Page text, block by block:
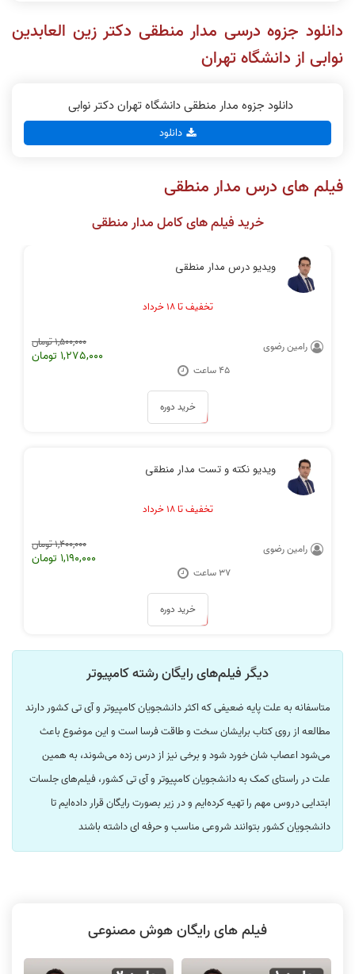
دانلود جزوه درسی مدار منطقی دکتر زین العابدین
نوابی از دانشگاه تهران
دانلود جزوه مدار منطقی دانشگاه تهران دکتر نوابی
دانلود
فیلم های درس مدار منطقی
خرید فیلم های کامل مدار منطقی
ویدیو درس مدار منطقی
تخفیف تا ۱۸ خرداد
1,500,000 تومان
1,275,000 تومان
رامین رضوی
۴۵ ساعت
خرید دوره
ویدیو نکته و تست مدار منطقی
تخفیف تا ۱۸ خرداد
1,400,000 تومان
1,190,000 تومان
رامین رضوی
۳۷ ساعت
خرید دوره
دیگر فیلم‌های رایگان رشته کامپیوتر
متاسفانه به علت پایه ضعیفی که اکثر دانشجویان کامپیوتر و آی تی کشور دارند
مطالعه از روی کتاب برایشان سخت و طاقت فرسا است و این موضوع باعث
می‌شود اعصاب شان خورد شود و برخی نیز از درس زده می‌شوند، به همین
علت در راستای کمک به دانشجویان کامپیوتر و آی تی کشور، فیلم‌های جلسات
ابتدایی دروس مهم را تهیه کرده‌ایم و در زیر بصورت رایگان قرار داده‌ایم تا
دانشجویان کشور بتوانند شروعی مناسب و حرفه ای داشته باشند
فیلم های رایگان هوش مصنوعی